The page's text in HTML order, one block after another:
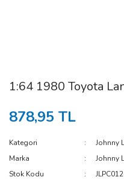
1:64 1980 Toyota
878,95 TL
Kategori Johnny
Marka
Johnny
Stok Kodu